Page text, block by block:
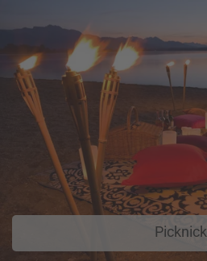
Picknick